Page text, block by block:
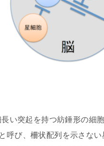
い突起を持つ紡錘形の細
呼び、柵状配列を示さない